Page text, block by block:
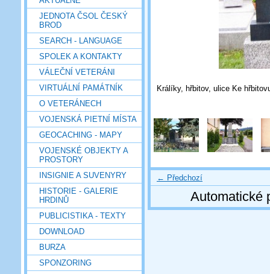
JEDNOTA ČSOL ČESKÝ
BROD
SEARCH - LANGUAGE
SPOLEK A KONTAKTY
VÁLEČNÍ VETERÁNI
VIRTUÁLNÍ PAMÁTNÍK
O VETERÁNECH
VOJENSKÁ PIETNÍ MÍSTA
GEOCACHING - MAPY
VOJENSKÉ OBJEKTY A
PROSTORY
INSIGNIE A SUVENYRY
HISTORIE - GALERIE
HRDINŮ
PUBLICISTIKA - TEXTY
DOWNLOAD
BURZA
SPONZORING
Králíky, hřbitov, ulice Ke
← Předchozí
Automatické